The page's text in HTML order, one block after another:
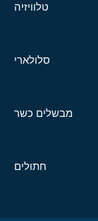
טלוויזיה
סלולארי
מבשלים כשר
חתולים